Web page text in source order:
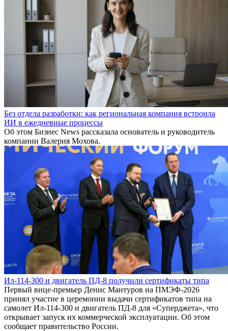
Без отдела разработки: как региональная компания встроила
ИИ в ежедневные процессы
Об этом Бизнес News рассказала основатель и руководитель
компании Валерия Мохова.
Ил-114-300 и двигатель ПД-8 получили сертификаты типа
Первый вице-премьер Денис Мантуров на ПМЭФ-2026
принял участие в церемонии выдачи сертификатов типа на
самолет Ил-114-300 и двигатель ПД-8 для «Суперджета», что
открывает запуск их коммерческой эксплуатации. Об этом
сообщает правительство России.